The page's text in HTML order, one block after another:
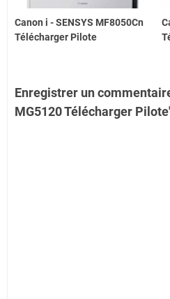
Canon i - SENSYS MF8050Cn
Télécharger Pilote
Enregistrer un
MG5120 Télécharger